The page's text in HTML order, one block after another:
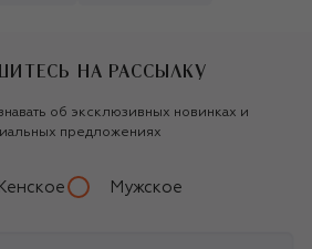
НА РАССЫЛКУ
об эксклюзивных новинках и
предложениях
Мужское